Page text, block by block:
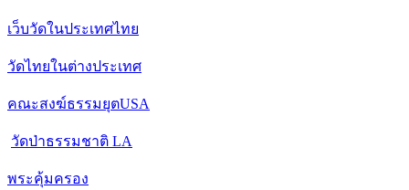
เว็บวัดในประเทศไทย
วัดไทยในต่างประเทศ
คณะสงฆ์ธรรมยุตUSA
วัดป่าธรรมชาติ LA
พระคุ้มครอง